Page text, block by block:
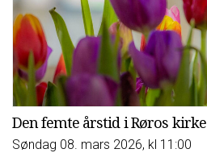
Den femte årstid i Røros kirke
Søndag 08. mars 2026, kl 11:00